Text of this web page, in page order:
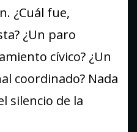
¿Cuál fue,
¿Un paro
cívico? ¿Un
coordinado? Nada
silencio de la